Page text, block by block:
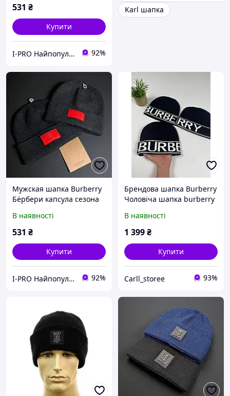
531 ₴
Купити
I-PRO Найпопулярніші товари 92%
Karl шапка
Мужская шапка Burberry
Бёрбери капсула сезона
силуэт
В наявності
531 ₴
Купити
I-PRO Найпопулярніші товари 92%
Брендова шапка Burberry
Чоловіча шапка burberry
Шапка барбері Чоловіча
чорна шапка барбері
В наявності
1 399₴
Купити
Carll_storee 93%